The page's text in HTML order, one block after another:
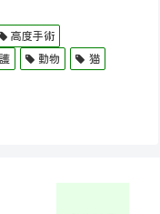
高度手術
動物 猫